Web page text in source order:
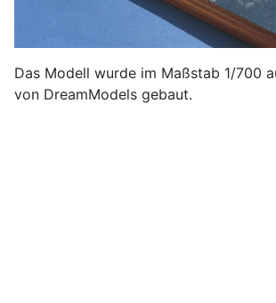
Das Modell wurde im Maßstab 1/700
von DreamModels gebaut.